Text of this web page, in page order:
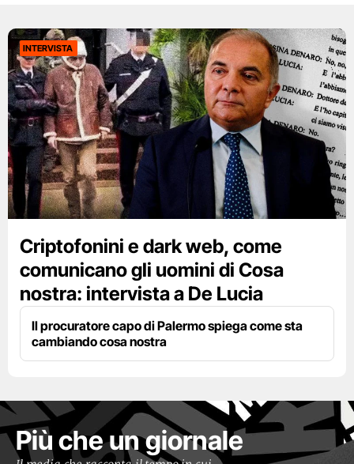
INTERVISTA
Criptofonini e dark web, come
comunicano gli uomini di Cosa
nostra: intervista a De Lucia
Il procuratore capo di Palermo spiega come sta
cambiando cosa nostra
Più che un giornale